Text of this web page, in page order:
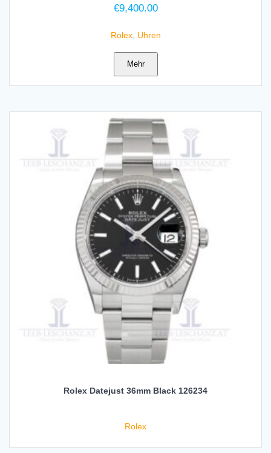
€9,400.00
Rolex, Uhren
Mehr
Rolex Datejust 36mm Black 126234
Rolex